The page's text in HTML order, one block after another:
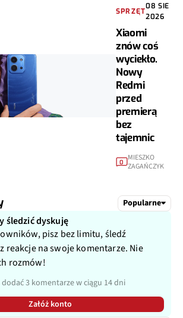
SPRZĘT
08 SIE
2026
Xiaomi
znów coś
wyciekło.
Nowy
Redmi
przed
premierą
bez
tajemnic
0
MIESZKO
ZAGAŃCZYK
Popularne
śledzić dyskuję
pisz bez limitu, śledź
reakcje na swoje komentarze. Nie
rozmów!
dodać 3 komentarze w ciągu 14 dni
Załóż konto